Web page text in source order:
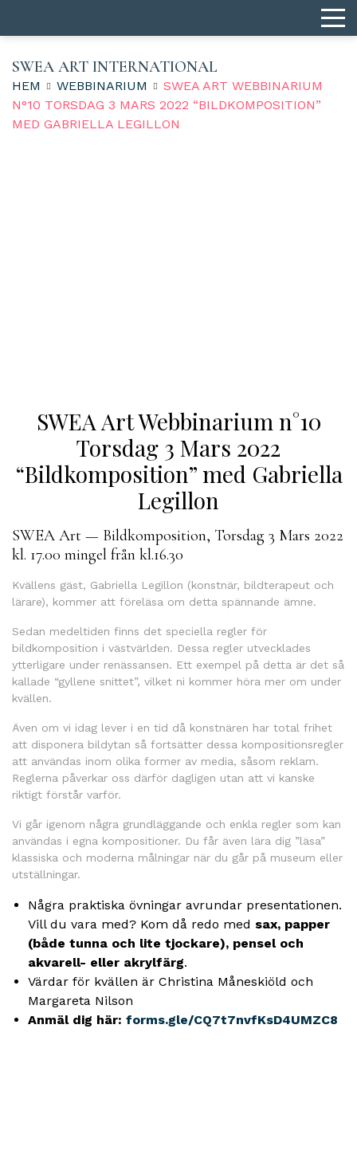
SWEA ART INTERNATIONAL
HEM WEBBINARIUM
SWEA ART WEBBINARIUM
N°10 TORSDAG 3 MARS 2022 “BILDKOMPOSITION”
MED GABRIELLA LEGILLON
SWEA Art Webbinarium n°10
Torsdag 3 Mars 2022
“Bildkomposition” med Gabriella
Legillon
SWEA Art — Bildkomposition, Torsdag 3 Mars 2022
kl. 17.00 mingel från kl.16.30
Kvällens gäst, Gabriella Legillon (konstnär, bildterapeut och
lärare), kommer att föreläsa om detta spännande ämne.
Sedan medeltiden finns det speciella regler för
bildkomposition i västvärlden. Dessa regler utvecklades
ytterligare under renässansen. Ett exempel på detta är det så
kallade “gyllene snittet”, vilket ni kommer höra mer om under
kvällen.
Även om vi idag lever i en tid då konstnären har total frihet
att disponera bildytan så fortsätter dessa kompositionsregler
att användas inom olika former av media, såsom reklam.
Reglerna påverkar oss därför dagligen utan att vi kanske
riktigt förstår varför.
Vi går igenom några grundläggande och enkla regler som kan
användas i egna kompositioner. Du får även lära dig ”läsa”
klassiska och moderna målningar när du går på museum eller
utställningar.
Några praktiska övningar avrundar presentationen.
Vill du vara med? Kom då redo med sax, papper
(både tunna och lite tjockare), pensel och
akvarell- eller akrylfärg.
Värdar för kvällen är Christina Måneskiöld och
Margareta Nilson
Anmäl dig här: forms.gle/CQ7t7nvfKsD4UMZC8